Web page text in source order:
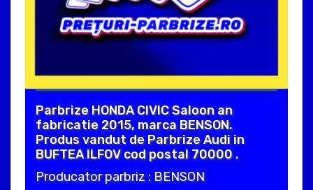
Parbrize HONDA CIVIC Saloon an
fabricatie 2015, marca BENSON.
Produs vandut de Parbrize Audi in
BUFTEA ILFOV cod postal 70000 .
Producator parbriz : BENSON